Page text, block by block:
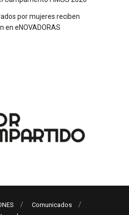
por mujeres reciben
en eNOVADORAS
Comunicados